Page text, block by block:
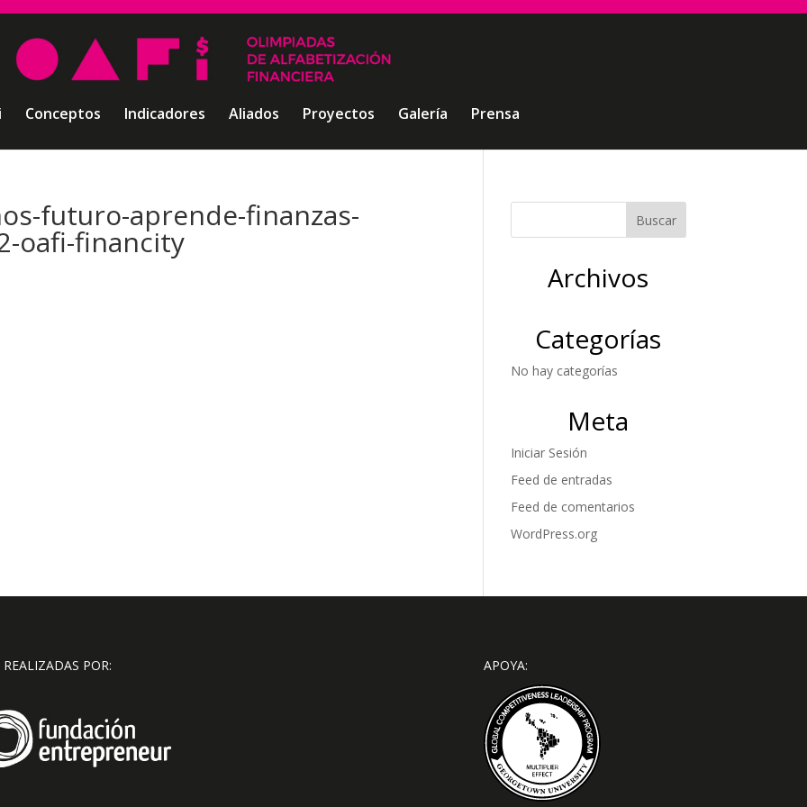
Conceptos Indicadores Aliados Proyectos Galería Prensa
futuro-aprende-finanzas-
oafi-financity
Archivos
Categorías
No hay categorías
Meta
Iniciar Sesión
Feed de entradas
Feed de comentarios
WordPress.org
POR: APOYA: